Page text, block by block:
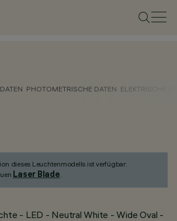
PHOTOMETRISCHE DATEN ELEKTRISCHE
dieses Leuchtenmodells ist verfügbar:
Laser Blade.
- LED - Neutral White - Wide Oval -